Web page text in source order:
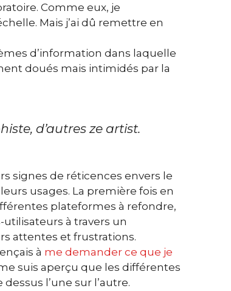
Comme eux, je
Mais j’ai dû remettre en
d’information dans laquelle
doués mais intimidés par la
d’autres ze artist.
signes de réticences envers le
usages. La première fois en
plateformes à refondre,
à travers un
attentes et frustrations.
à me demander ce que je
suis aperçu que les différentes
l’une sur l’autre.